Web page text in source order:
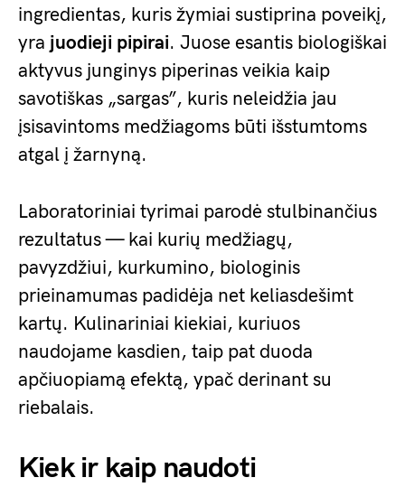
ingredientas, kuris žymiai sustiprina poveikį,
yra juodieji pipirai. Juose esantis biologiškai
aktyvus junginys piperinas veikia kaip
savotiškas „sargas”, kuris neleidžia jau
įsisavintoms medžiagoms būti išstumtoms
atgal į žarnyną.
Laboratoriniai tyrimai parodė stulbinančius
rezultatus — kai kurių medžiagų,
pavyzdžiui, kurkumino, biologinis
prieinamumas padidėja net keliasdešimt
kartų. Kulinariniai kiekiai, kuriuos
naudojame kasdien, taip pat duoda
apčiuopiamą efektą, ypač derinant su
riebalais.
Kiek ir kaip naudoti